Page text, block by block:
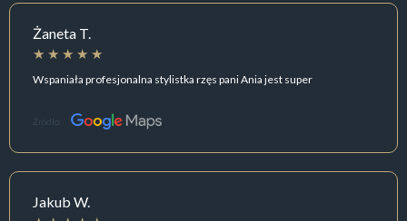
Żaneta T.
Wspaniała profesjonalna stylistka rzęs pani Ania jest super
Źródło:
Jakub W.